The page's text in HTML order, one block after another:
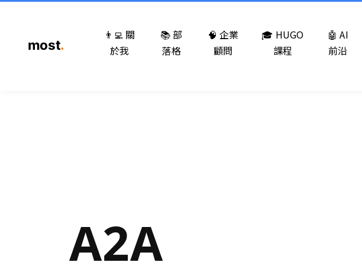
👨‍💻 關
於我
📚 部
落格
🧠 企業
顧問
🎓 HUGO
課程
🤖 AI
前沿
A2A